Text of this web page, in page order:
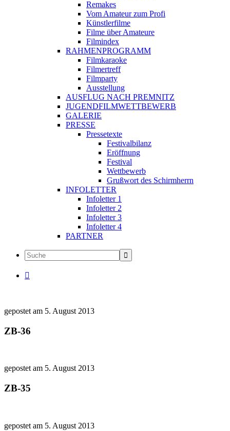
Remakes
Vom Amateur zum Profi
Künstlerfilme
Filme über Amateure
Filmindex
RAHMENPROGRAMM
Filmkaraoke
Filmertreff
Filmparty
Ausstellung
AUSFLUG NACH PREMNITZ
JUGENDFILMWETTBEWERB
GALERIE
PRESSE
Pressetexte
Festivalbilanz
Eröffnung
Festival
Wettbewerb
Grußwort des Schirmherrn
INFOLETTER
Infoletter 1
Infoletter 2
Infoletter 3
Infoletter 4
PARTNER

gepostet am 5. August 2013
ZB-36
gepostet am 5. August 2013
ZB-35
gepostet am 5. August 2013